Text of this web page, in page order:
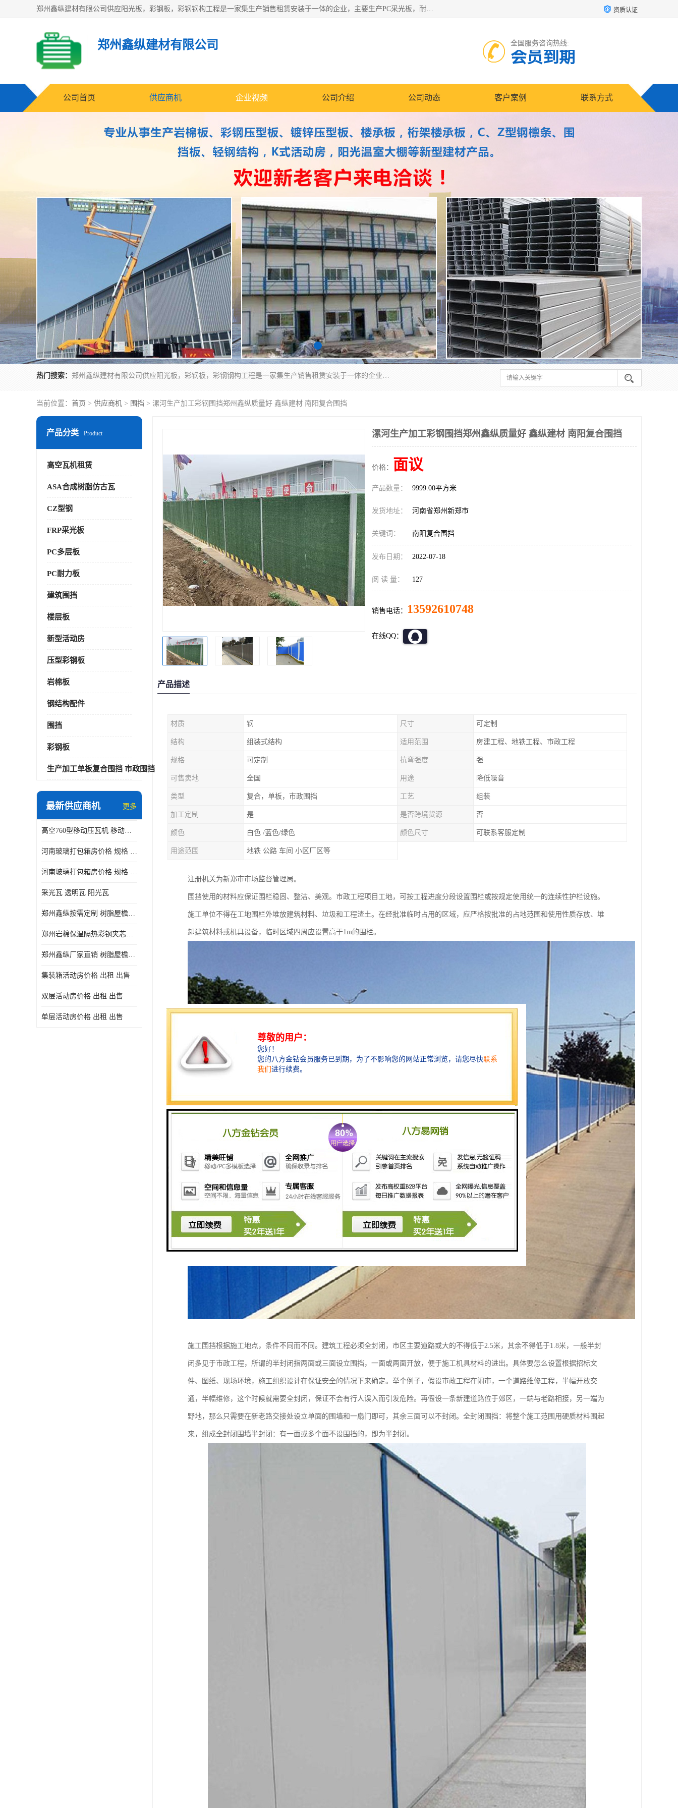
郑州鑫纵建材有限公司供应阳光板，彩钢板，彩钢钢构工程是一家集生产销售租赁安装于一体的企业，主要生产PC采光板，耐力板，仿古琉璃采光板，岩棉板、彩钢压型板、镀锌压型板、桁架楼承板，C、Z型钢檩条、围挡板、轻钢结构，阳光温室大棚等新型建材产品。公司旗下有多台移动式高空压瓦机租赁，承接全国各地业务，专业对外租赁各种型号压瓦机。 资质认证
郑州鑫纵建材有限公司 全国服务咨询热线:
会员到期
公司首页 供应商机 企业视频 公司介绍 公司动态 客户案例 联系方式
热门搜索： 郑州鑫纵建材有限公司供应阳光板，彩钢板，彩钢钢构工程是一家集生产销售租赁安装于一体的企业，主要生产PC采光板，耐力板，仿古琉璃采光板，岩棉板、彩钢压型板、镀锌压型板、桁架楼承板，C、Z型钢檩条、围挡板、轻钢结构，阳光温室大棚等新型建材产品。公司旗下有多台移动式高空压瓦机租赁，承接全国各地业务，专业对外租赁各种型号压瓦机。
当前位置： 首页 > 供应商机 > 围挡 > 漯河生产加工彩钢围挡郑州鑫纵质量好 鑫纵建材 南阳复合围挡
产品分类 Product
高空瓦机租赁
ASA合成树脂仿古瓦
CZ型钢
FRP采光板
PC多层板
PC耐力板
建筑围挡
楼层板
新型活动房
压型彩钢板
岩棉板
钢结构配件
围挡
彩钢板
生产加工单板复合围挡 市政围挡
最新供应商机 更多
高空760型移动压瓦机 移动升降制瓦设备租赁选郑州鑫纵
河南玻璃打包箱房价格 规格 鑫纵建材按需定制
河南玻璃打包箱房价格 规格 鑫纵建材批发
采光瓦 透明瓦 阳光瓦
郑州鑫纵按需定制 树脂屋檐装饰塑料琉璃瓦片 中式仿古瓦的特点 价格
郑州岩棉保温隔热彩钢夹芯板 郑州鑫纵支持定做
郑州鑫纵厂家直销 树脂屋檐装饰塑料琉璃瓦片 中式仿古瓦的特点 价格
集装箱活动房价格 出租 出售
双层活动房价格 出租 出售
单层活动房价格 出租 出售
漯河生产加工彩钢围挡郑州鑫纵质量好 鑫纵建材 南阳复合围挡
价格： 面议
产品数量： 9999.00平方米
发货地址： 河南省郑州新郑市
关键词： 南阳复合围挡
发布日期： 2022-07-18
阅 读 量： 127
销售电话： 13592610748
在线QQ：
产品描述
材质 钢 尺寸 可定制
结构 组装式结构 适用范围 房建工程、地铁工程、市政工程
规格 可定制 抗弯强度 强
可售卖地 全国 用途 降低噪音
类型 复合，单板，市政围挡 工艺 组装
加工定制 是 是否跨境货源 否
颜色 白色 /蓝色/绿色 颜色尺寸 可联系客服定制
用途范围 地铁 公路 车间 小区厂区等
注册机关为新郑市市场监督管理局。
围挡使用的材料应保证围栏稳固、整洁、美观。市政工程项目工地，可按工程进度分段设置围栏或按规定使用统一的连续性护栏设施。
施工单位不得在工地围栏外堆放建筑材料、垃圾和工程渣土。在经批准临时占用的区域，应严格按批准的占地范围和使用性质存放、堆
卸建筑材料或机具设备，临时区域四周应设置高于1m的围栏。
施工围挡根据施工地点，条件不同而不同。建筑工程必须全封闭，市区主要道路或大的不得低于2.5米，其余不得低于1.8米，一般半封
闭多见于市政工程，所谓的半封闭指两面或三面设立围挡，一面或两面开放，便于施工机具材料的进出。具体要怎么设置根据招标文
件、图纸、现场环境，施工组织设计在保证安全的情况下来确定。举个例子，假设市政工程在闹市，一个道路维修工程，半幅开放交
通，半幅维修，这个时候就需要全封闭，保证不会有行人误入而引发危险。再假设一条新建道路位于郊区，一端与老路相接，另一端为
野地，那么只需要在新老路交接处设立单面的围墙和一扇门即可，其余三面可以不封闭。全封闭围挡：将整个施工范围用硬质材料围起
来，组成全封闭围墙半封闭：有一面或多个面不设围挡的，即为半封闭。